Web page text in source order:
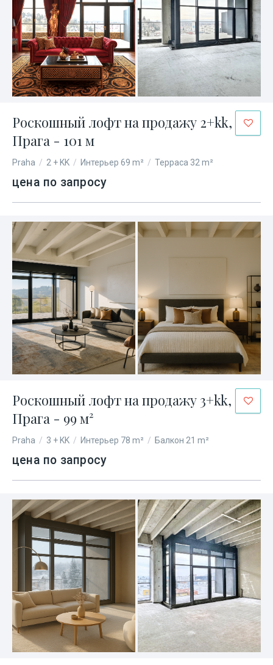
Роскошный лофт на продажу 2+kk,
Прага - 101 м
Praha / 2 + KK / Интерьер 69 m² / Терраса 32 m²
цена по запросу
Роскошный лофт на продажу 3+kk,
Прага - 99 м²
Praha / 3 + KK / Интерьер 78 m² / Балкон 21 m²
цена по запросу